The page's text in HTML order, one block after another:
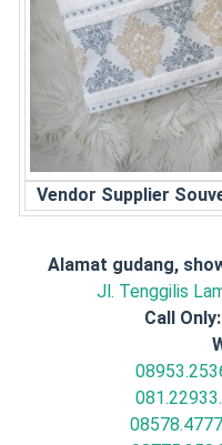
Vendor Supplier
Alamat gudang,
Jl. Tenggilis
Call Only: